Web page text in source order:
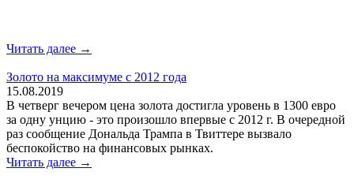
Читать далее →
Золото на максимуме с 2012 года
15.08.2019
В четверг вечером цена золота достигла уровень в 1300 евро
за одну унцию - это произошло впервые с 2012 г. В очередной
раз сообщение Дональда Трампа в Твиттере вызвало
беспокойство на финансовых рынках.
Читать далее →